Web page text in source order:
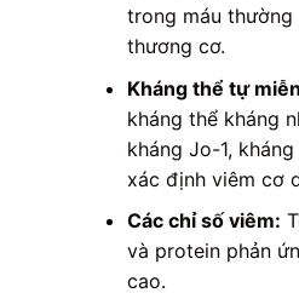
trong máu thường
thương cơ.
Kháng thể tự
kháng thể kháng
kháng Jo-1,
xác định viêm cơ
Các chỉ số viêm:
và protein phản
cao.